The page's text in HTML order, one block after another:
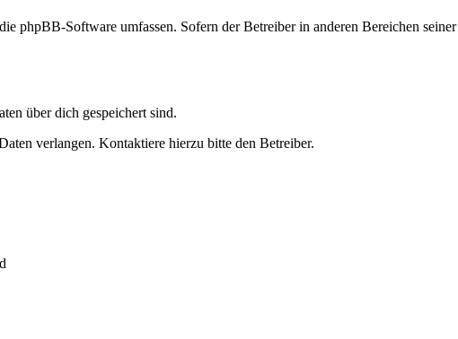
phpBB-Software umfassen. Sofern der Betreiber in anderen Bereichen
über dich gespeichert sind.
verlangen. Kontaktiere hierzu bitte den Betreiber.